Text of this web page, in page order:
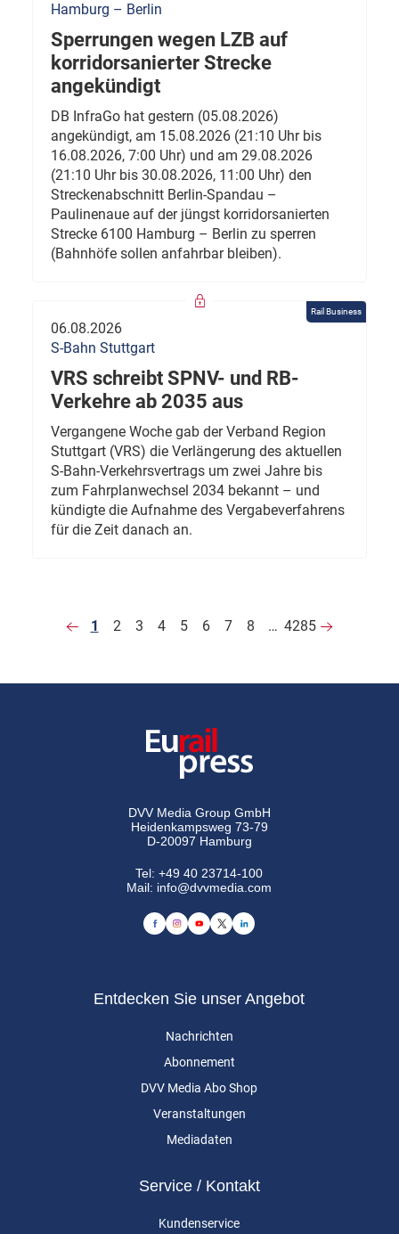
Hamburg – Berlin
Sperrungen wegen LZB auf
korridorsanierter Strecke
angekündigt
DB InfraGo hat gestern (05.08.2026)
angekündigt, am 15.08.2026 (21:10 Uhr bis
16.08.2026, 7:00 Uhr) und am 29.08.2026
(21:10 Uhr bis 30.08.2026, 11:00 Uhr) den
Streckenabschnitt Berlin-Spandau –
Paulinenaue auf der jüngst korridorsanierten
Strecke 6100 Hamburg – Berlin zu sperren
(Bahnhöfe sollen anfahrbar bleiben).
Rail Business
06.08.2026
S-Bahn Stuttgart
VRS schreibt SPNV- und RB-
Verkehre ab 2035 aus
Vergangene Woche gab der Verband Region
Stuttgart (VRS) die Verlängerung des aktuellen
S-Bahn-Verkehrsvertrags um zwei Jahre bis
zum Fahrplanwechsel 2034 bekannt – und
kündigte die Aufnahme des Vergabeverfahrens
für die Zeit danach an.
1 2 3 4 5 6 7 8 … 4285
DVV Media Group GmbH
Heidenkampsweg 73-79
D-20097 Hamburg
Tel:+49 40 23714-100
Mail: info@dvvmedia.com
Entdecken Sie unser Angebot
Nachrichten
Abonnement
DVV Media Abo Shop
Veranstaltungen
Mediadaten
Service / Kontakt
Kundenservice